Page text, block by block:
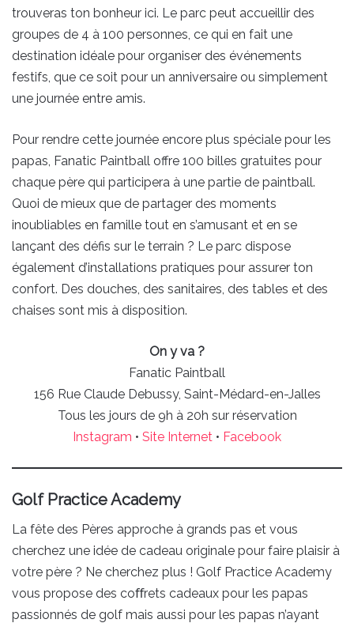
trouveras ton bonheur ici. Le parc peut accueillir des
groupes de 4 à 100 personnes, ce qui en fait une
destination idéale pour organiser des événements
festifs, que ce soit pour un anniversaire ou simplement
une journée entre amis.
Pour rendre cette journée encore plus spéciale pour les
papas, Fanatic Paintball offre 100 billes gratuites pour
chaque père qui participera à une partie de paintball.
Quoi de mieux que de partager des moments
inoubliables en famille tout en s’amusant et en se
lançant des défis sur le terrain ? Le parc dispose
également d’installations pratiques pour assurer ton
confort. Des douches, des sanitaires, des tables et des
chaises sont mis à disposition.
On y va ?
Fanatic Paintball
156 Rue Claude Debussy, Saint-Médard-en-Jalles
Tous les jours de 9h à 20h sur réservation
Instagram • Site Internet • Facebook
Golf Practice Academy
La fête des Pères approche à grands pas et vous
cherchez une idée de cadeau originale pour faire plaisir à
votre père ? Ne cherchez plus ! Golf Practice Academy
vous propose des coﬀrets cadeaux pour les papas
passionnés de golf mais aussi pour les papas n’ayant